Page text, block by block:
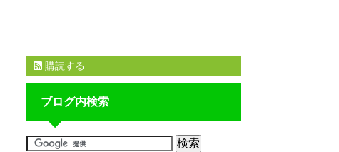
購読する
ブログ内検索